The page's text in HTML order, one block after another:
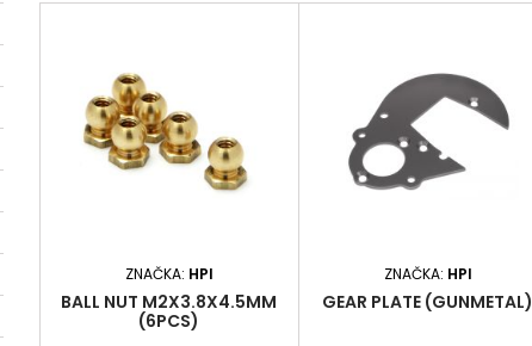
ZNAČKA: HPI
BALL NUT M2X3.8X4.5MM
(6PCS)
ZNAČKA: HPI
GEAR PLATE (GUNMETAL)